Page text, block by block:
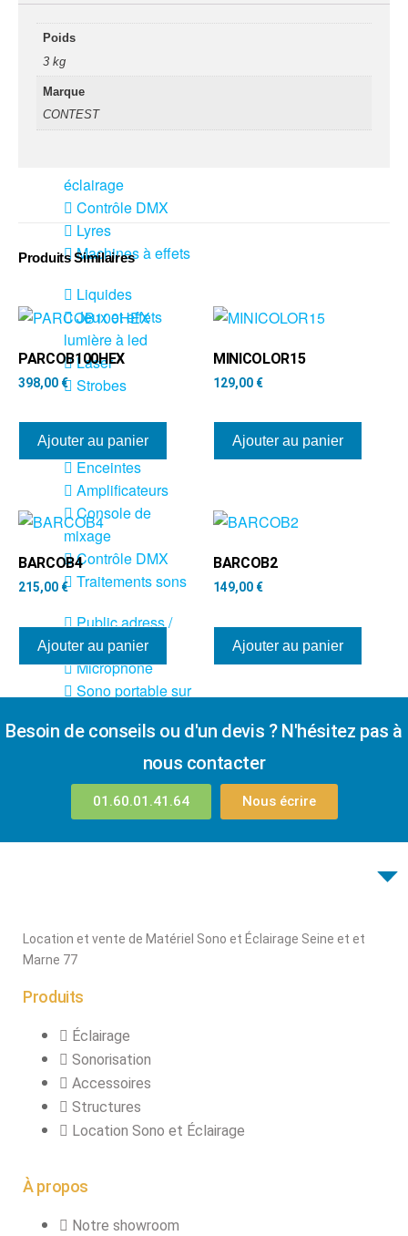
fumée-geyser
VENTE SONO ET
ÉCLAIRAGE
Éclairage
éclairage
Contrôle DMX
Lyres
Machines à effets
Liquides
Jeux et effets
lumière à led
Laser
Strobes
Sono
Enceintes
Amplificateurs
Console de
mixage
Contrôle DMX
Traitements sons
Public adress /
ligne 100V
Microphone
Sono portable sur
Espace DJ
Câbles et
connecteurs
X
Poids
3 kg
Marque
CONTEST
Produits Similaires
PARCOB100HEX
398,00 €
Ajouter au panier
MINICOLOR15
129,00 €
Ajouter au panier
BARCOB4
215,00 €
Ajouter au panier
BARCOB2
149,00 €
Ajouter au panier
Besoin de conseils ou d'un devis ? N'hésitez pas à
nous contacter
01.60.01.41.64 Nous écrire
Location et vente de Matériel Sono et Éclairage Seine et et
Marne 77
Produits
Éclairage
Sonorisation
Accessoires
Structures
Location Sono et Éclairage
À propos
Notre showroom